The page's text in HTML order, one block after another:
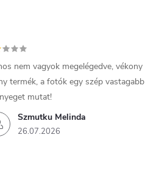
Szmutku Melinda
26.07.2026
nem vagyok megelégedve, vékony
termék, a fotók egy szép vastagabb
mutat!